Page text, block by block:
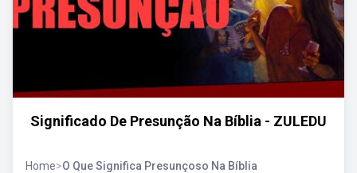
Significado De Presunção Na Bíblia - ZULEDU
Home>O Que Significa Presunçoso Na Bíblia